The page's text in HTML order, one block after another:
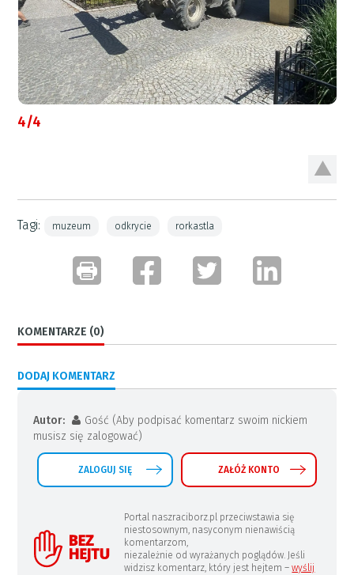
4/4
Tagi: muzeum odkrycie rorkastla
KOMENTARZE (0)
DODAJ KOMENTARZ
Autor:
Gość (Aby podpisać komentarz swoim nickiem
musisz się zalogować)
ZALOGUJ SIĘ ZAŁÓŻ KONTO
Portal naszraciborz.pl przeciwstawia się
niestosownym, nasyconym nienawiścią
komentarzom,
niezależnie od wyrażanych poglądów. Jeśli
widzisz komentarz, który jest hejtem –wyślij